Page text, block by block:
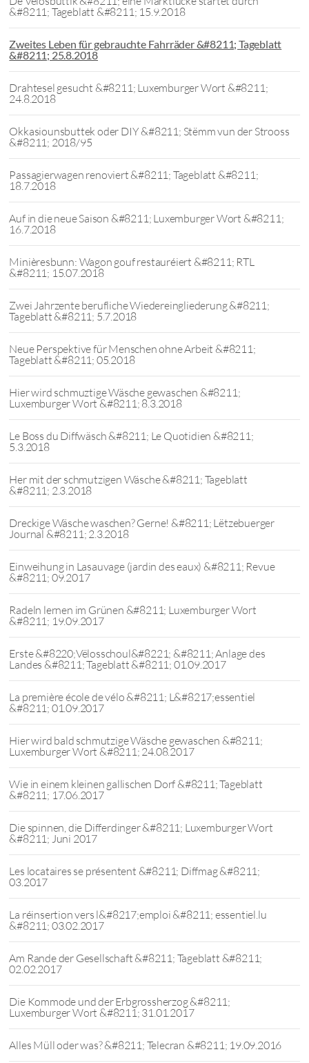
&#8211; Tageblatt &#8211; 15.9.2018
Zweites Leben für gebrauchte Fahrräder &#8211; Tageblatt
&#8211; 25.8.2018
Drahtesel gesucht &#8211; Luxemburger Wort &#8211;
24.8.2018
Okkasiounsbuttek oder DIY &#8211; Stëmm vun der Strooss
&#8211; 2018/95
Passagierwagen renoviert &#8211; Tageblatt &#8211;
18.7.2018
Auf in die neue Saison &#8211; Luxemburger Wort &#8211;
16.7.2018
Minièresbunn: Wagon gouf restauréiert &#8211; RTL
&#8211; 15.07.2018
Zwei Jahrzente berufliche Wiedereingliederung &#8211;
Tageblatt &#8211; 5.7.2018
Neue Perspektive für Menschen ohne Arbeit &#8211;
Tageblatt &#8211; 05.2018
Hier wird schmuztige Wäsche gewaschen &#8211;
Luxemburger Wort &#8211; 8.3.2018
Le Boss du Diffwäsch &#8211; Le Quotidien &#8211;
5.3.2018
Her mit der schmutzigen Wäsche &#8211; Tageblatt
&#8211; 2.3.2018
Dreckige Wäsche waschen? Gerne! &#8211; Lëtzebuerger
Journal &#8211; 2.3.2018
Einweihung in Lasauvage (jardin des eaux) &#8211; Revue
&#8211; 09.2017
Radeln lernen im Grünen &#8211; Luxemburger Wort
&#8211; 19.09.2017
Erste &#8220;Vëlosschoul&#8221; &#8211; Anlage des
Landes &#8211; Tageblatt &#8211; 01.09.2017
La première école de vélo &#8211; L&#8217;essentiel
&#8211; 01.09.2017
Hier wird bald schmutzige Wäsche gewaschen &#8211;
Luxemburger Wort &#8211; 24.08.2017
Wie in einem kleinen gallischen Dorf &#8211; Tageblatt
&#8211; 17.06.2017
Die spinnen, die Differdinger &#8211; Luxemburger Wort
&#8211; Juni 2017
Les locataires se présentent &#8211; Diffmag &#8211;
03.2017
La réinsertion vers l&#8217;emploi &#8211; essentiel.lu
&#8211; 03.02.2017
Am Rande der Gesellschaft &#8211; Tageblatt &#8211;
02.02.2017
Die Kommode und der Erbgrossherzog &#8211;
Luxemburger Wort &#8211; 31.01.2017
Alles Müll oder was? &#8211; Telecran &#8211; 19.09.2016